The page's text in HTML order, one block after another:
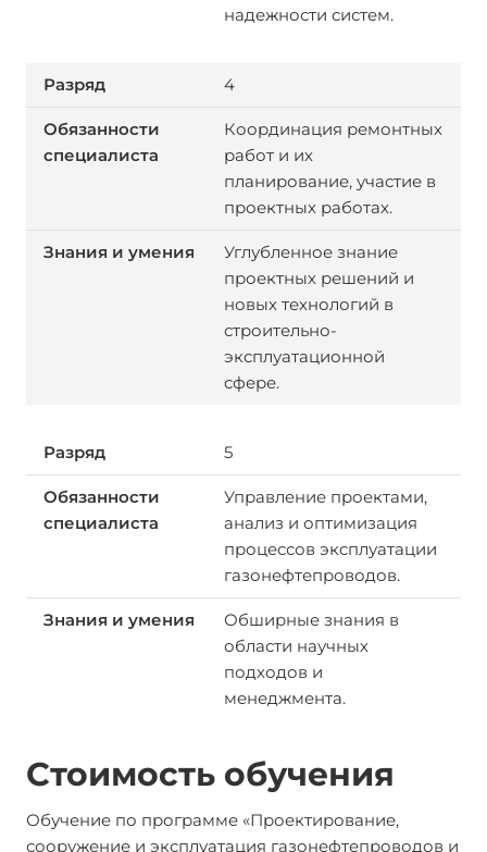
надежности систем.
4
Координация ремонтных
работ и их
планирование, участие в
проектных работах.
Углубленное знание
проектных решений и
новых технологий в
строительно-
эксплуатационной
сфере.
5
Управление проектами,
анализ и оптимизация
процессов эксплуатации
газонефтепроводов.
Обширные знания в
области научных
подходов и
менеджмента.
Стоимость обучения
Обучение по программе «Проектирование,
сооружение и эксплуатация газонефтепроводов и